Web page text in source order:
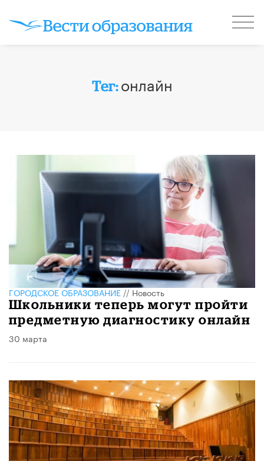
Тег:онлайн
ГОРОДСКОЕ ОБРАЗОВАНИЕ//Новость
Школьники теперь могут пройти
предметную диагностику онлайн
30 марта